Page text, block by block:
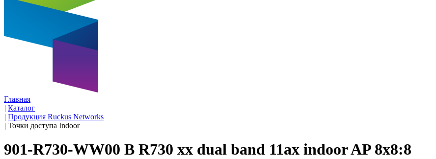
Главная
| Каталог
| Продукция Ruckus Networks
| Точки доступа Indoor
901-R730-WW00 В R730 xx dual band 11ax indoor AP 8x8:8